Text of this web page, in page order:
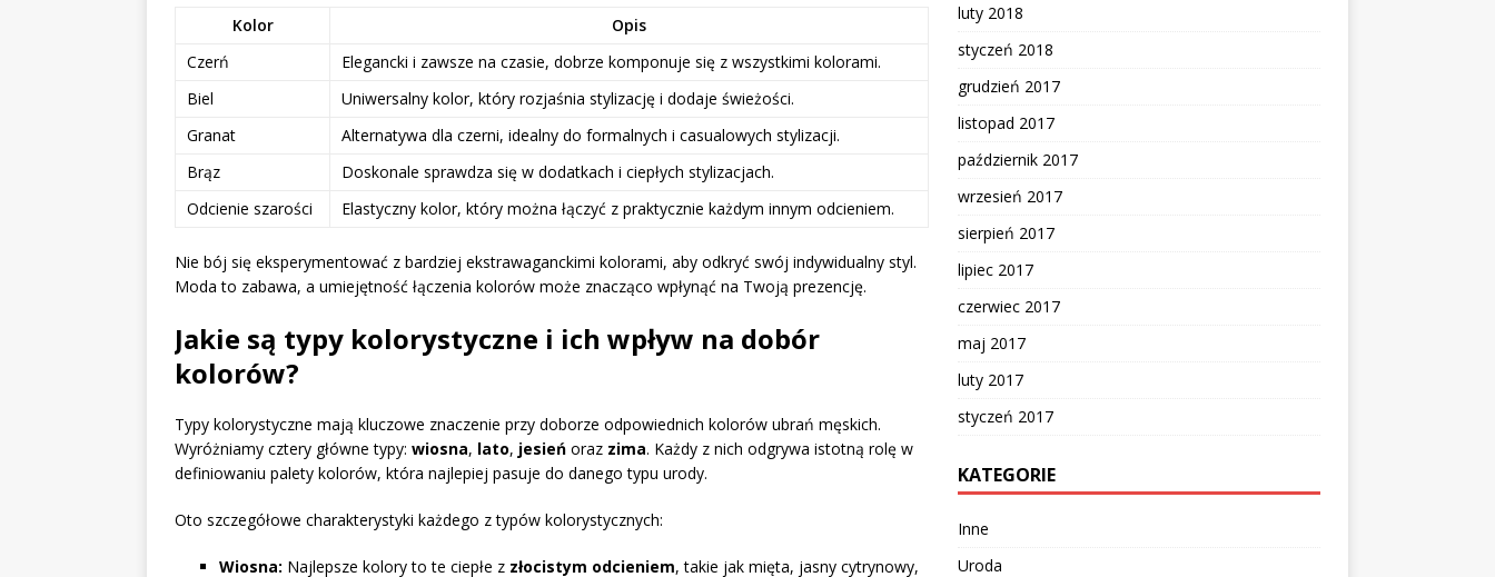
Kolor
Opis
Czerń
Elegancki i zawsze na czasie, dobrze komponuje się z wszystkimi kolorami.
Biel
Uniwersalny kolor, który rozjaśnia stylizację i dodaje świeżości.
Granat
Alternatywa dla czerni, idealny do formalnych i casualowych stylizacji.
Brąz
Doskonale sprawdza się w dodatkach i ciepłych stylizacjach.
Odcienie szarości
Elastyczny kolor, który można łączyć z praktycznie każdym innym odcieniem.
Nie bój się eksperymentować z bardziej ekstrawaganckimi kolorami, aby odkryć swój indywidualny styl.
Moda to zabawa, a umiejętność łączenia kolorów może znacząco wpłynąć na Twoją prezencję.
Jakie są typy kolorystyczne i ich wpływ na dobór
kolorów?
Typy kolorystyczne mają kluczowe znaczenie przy doborze odpowiednich kolorów ubrań męskich.
Wyróżniamy cztery główne typy: wiosna, lato, jesień oraz zima. Każdy z nich odgrywa istotną rolę w
definiowaniu palety kolorów, która najlepiej pasuje do danego typu urody.
Oto szczegółowe charakterystyki każdego z typów kolorystycznych:
Wiosna: Najlepsze kolory to te ciepłe z złocistym odcieniem, takie jak mięta, jasny cytrynowy,
luty 2018
styczeń 2018
grudzień 2017
listopad 2017
październik 2017
wrzesień 2017
sierpień 2017
lipiec 2017
czerwiec 2017
maj 2017
luty 2017
styczeń 2017
KATEGORIE
Inne
Uroda